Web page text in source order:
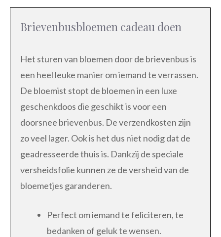
Brievenbusbloemen cadeau doen
Het sturen van bloemen door de brievenbus is
een heel leuke manier om iemand te verrassen.
De bloemist stopt de bloemen in een luxe
geschenkdoos die geschikt is voor een
doorsnee brievenbus. De verzendkosten zijn
zo veel lager. Ook is het dus niet nodig dat de
geadresseerde thuis is. Dankzij de speciale
versheidsfolie kunnen ze de versheid van de
bloemetjes garanderen.
Perfect om iemand te feliciteren, te
bedanken of geluk te wensen.